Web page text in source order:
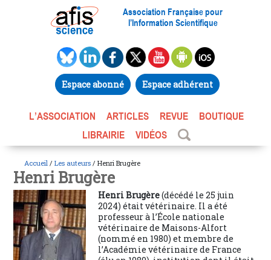
Association Française pour
l’Information Scientifique
Espace abonné Espace adhérent
L’ASSOCIATION ARTICLES REVUE
BOUTIQUE
LIBRAIRIE
VIDÉOS
Accueil / Les auteurs / Henri Brugère
Henri Brugère
Henri Brugère(décédé le 25 juin
2024) était vétérinaire. Il a été
professeur à l’École nationale
vétérinaire de Maisons-Alfort
(nommé en 1980) et membre de
l’Académie vétérinaire de France